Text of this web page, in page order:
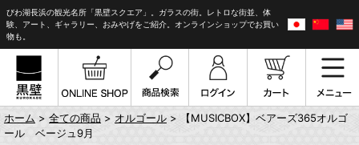
びわ湖長浜の観光名所「黒壁スクエア」。ガラスの街。レトロな街並、体
験、アート、ギャラリー、おみやげをご紹介。オンラインショップでお買い
物も。
ホーム > 全ての商品 > オルゴール > 【MUSICBOX】ベアーズ365オルゴ
ール ベージュ9月